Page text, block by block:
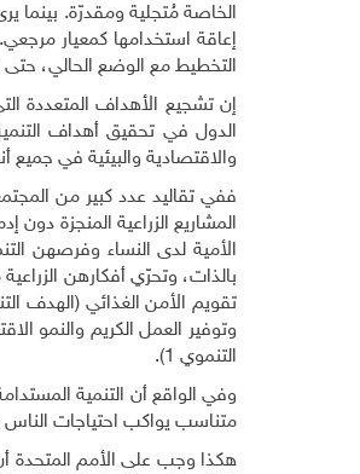
الخاصة مُتجلية ومقدرّة. بينما
إعاقة استخدامها كمعيار
التخطيط مع الوضع الحالي،
إن تشجيع الأهداف المتعددة
الدول في تحقيق أهداف
والاقتصادية والبيئية في جميع
ففي تقاليد عدد كبير من
المشاريع الزراعية المنجزة
الأمية لدى النساء وفرصهن
التنموي 1).
وفي الواقع أن التنمية
متناسب يواكب احتياجات الناس
هكذا وجب على الأمم المتحدة